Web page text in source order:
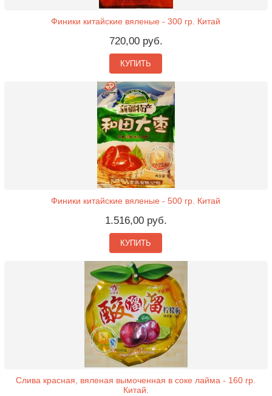
Финики китайские вяленые - 300 гр. Китай
720,00 руб.
КУПИТЬ
Финики китайские вяленые - 500 гр. Китай
1.516,00 руб.
КУПИТЬ
Слива красная, вяленая вымоченная в соке лайма - 160 гр.
Китай.